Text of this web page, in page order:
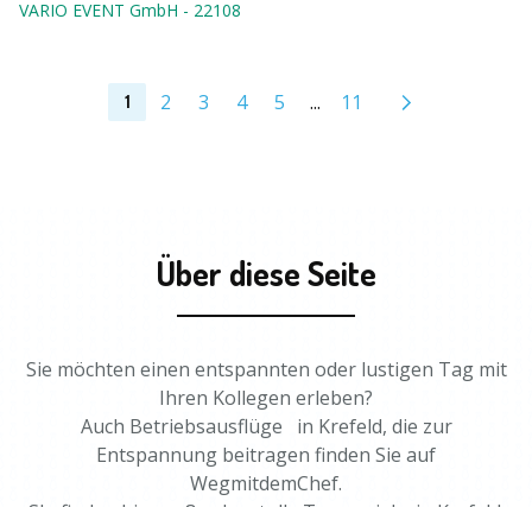
VARIO EVENT GmbH - 22108
1 2 3 4 5 ... 11
Über diese Seite
Sie möchten einen entspannten oder lustigen Tag mit
Ihren Kollegen erleben?
Auch Betriebsausflüge in Krefeld, die zur
Entspannung beitragen finden Sie auf
WegmitdemChef.